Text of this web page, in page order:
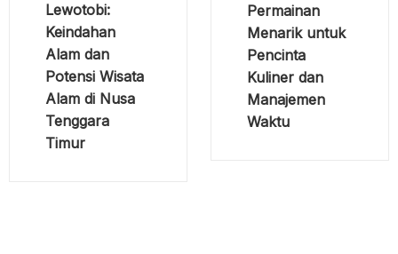
Lewotobi:
Keindahan
Alam dan
Potensi Wisata
Alam di Nusa
Tenggara
Timur
Permainan
Menarik untuk
Pencinta
Kuliner dan
Manajemen
Waktu